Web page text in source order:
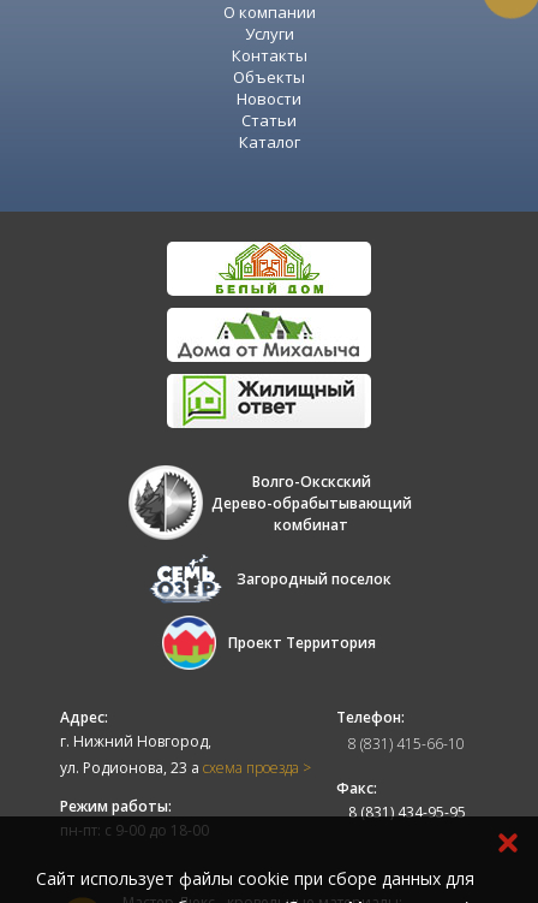
О компании
Услуги
Контакты
Объекты
Новости
Статьи
Каталог
Волго-Окскский
Дерево-обрабытывающий
комбинат
Загородный поселок
Проект Территория
Адрес:
г. Нижний Новгород,
ул. Родионова, 23 а схема проезда >
Режим работы:
пн-пт: с 9-00 до 18-00
Телефон:
8 (831) 415-66-10
Факс:
8 (831) 434-95-95
Cайт использует файлы cookie при сборе данных для